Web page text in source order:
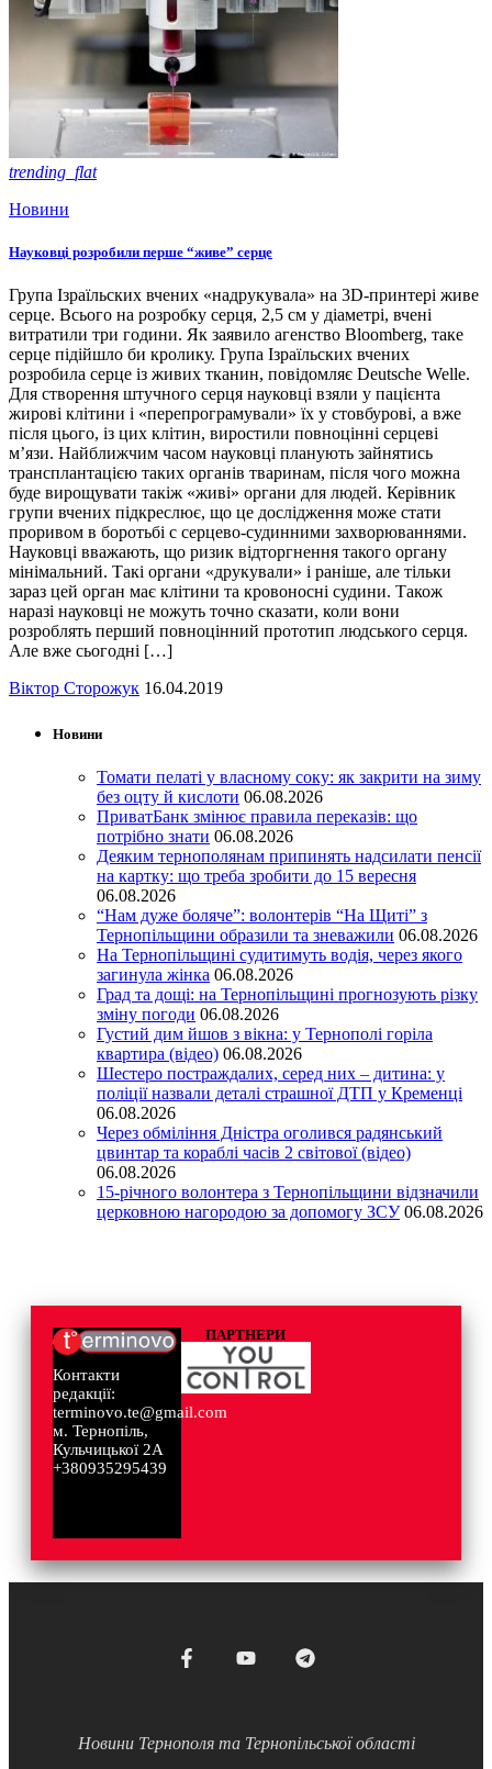
trending_flat
Новини
Науковці розробили перше “живе” серце
Група Ізраїльских вчених «надрукувала» на 3D-принтері живе
серце. Всього на розробку серця, 2,5 см у діаметрі, вчені
витратили три години. Як заявило агенство Bloomberg, таке
серце підійшло би кролику. Група Ізраїльских вчених
розробила серце із живих тканин, повідомляє Deutsche Welle.
Для створення штучного серця науковці взяли у пацієнта
жирові клітини і «перепрограмували» їх у стовбурові, а вже
після цього, із цих клітин, виростили повноцінні серцеві
м’язи. Найближчим часом науковці планують зайнятись
трансплантацією таких органів тваринам, після чого можна
буде вирощувати такіж «живі» органи для людей. Керівник
групи вчених підкреслює, що це дослідження може стати
проривом в боротьбі с серцево-судинними захворюваннями.
Науковці вважають, що ризик відторгнення такого органу
мінімальний. Такі органи «друкували» і раніше, але тільки
зараз цей орган має клітини та кровоносні судини. Також
наразі науковці не можуть точно сказати, коли вони
розроблять перший повноцінний прототип людського серця.
Але вже сьогодні […]
Віктор Сторожук 16.04.2019
Новини
Томати пелаті у власному соку: як закрити на зиму
без оцту й кислоти 06.08.2026
ПриватБанк змінює правила переказів: що
потрібно знати 06.08.2026
Деяким тернополянам припинять надсилати пенсії
на картку: що треба зробити до 15 вересня
06.08.2026
“Нам дуже боляче”: волонтерів “На Щиті” з
Тернопільщини образили та зневажили 06.08.2026
На Тернопільщині судитимуть водія, через якого
загинула жінка 06.08.2026
Град та дощі: на Тернопільщині прогнозують різку
зміну погоди 06.08.2026
Густий дим йшов з вікна: у Тернополі горіла
квартира (відео) 06.08.2026
Шестеро постраждалих, серед них – дитина: у
поліції назвали деталі страшної ДТП у Кременці
06.08.2026
Через обміління Дністра оголився радянський
цвинтар та кораблі часів 2 світової (відео)
06.08.2026
15-річного волонтера з Тернопільщини відзначили
церковною нагородою за допомогу ЗСУ 06.08.2026
Контакти
редакції:
terminovo.te@gmail.com
м. Тернопіль,
Кульчицької 2А
+380935295439
ПАРТНЕРИ
Новини Тернополя та Тернопільської області